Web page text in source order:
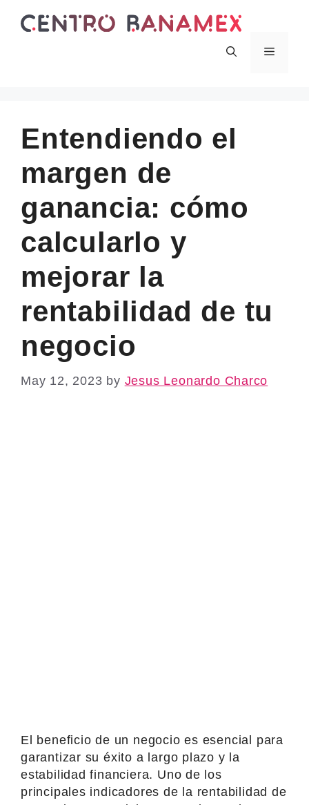
Menu
Entendiendo el
margen de
ganancia: cómo
calcularlo y
mejorar la
rentabilidad de tu
negocio
May 12, 2023 by Jesus Leonardo Charco
El beneficio de un negocio es esencial para
garantizar su éxito a largo plazo y la
estabilidad financiera. Uno de los
principales indicadores de la rentabilidad de